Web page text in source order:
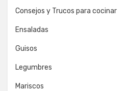
Consejos y Trucos para cocinar
Ensaladas
Guisos
Legumbres
Mariscos